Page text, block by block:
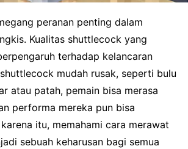
peranan penting dalam
Kualitas shuttlecock yang
terhadap kelancaran
mudah rusak, seperti bulu
atau patah, pemain bisa merasa
performa mereka pun bisa
itu, memahami cara merawat
sebuah keharusan bagi semua